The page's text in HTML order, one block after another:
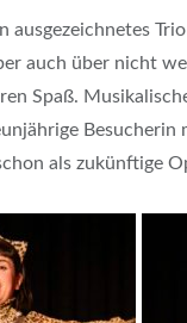
ausgezeichnetes
auch über nicht
Spaß.
als zukünftige